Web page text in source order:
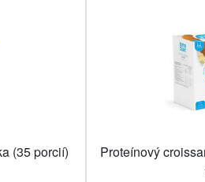
(35 porcií)
Proteínový